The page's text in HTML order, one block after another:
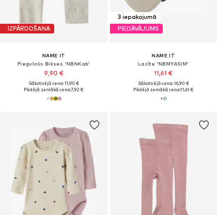
IZPĀRDOŠANA
NAME IT
Piegulošs Bikses 'NBNKab'
9,90 €
Sākotnējā cena: 11,90 €
Pēdējā zemākā cena:7,92 €
3 iepakojumā
PIEDĀVĀJUMS
NAME IT
Lacīte 'NBMYASIM'
11,61 €
Sākotnējā cena: 16,90 €
Pēdējā zemākā cena:11,61 €